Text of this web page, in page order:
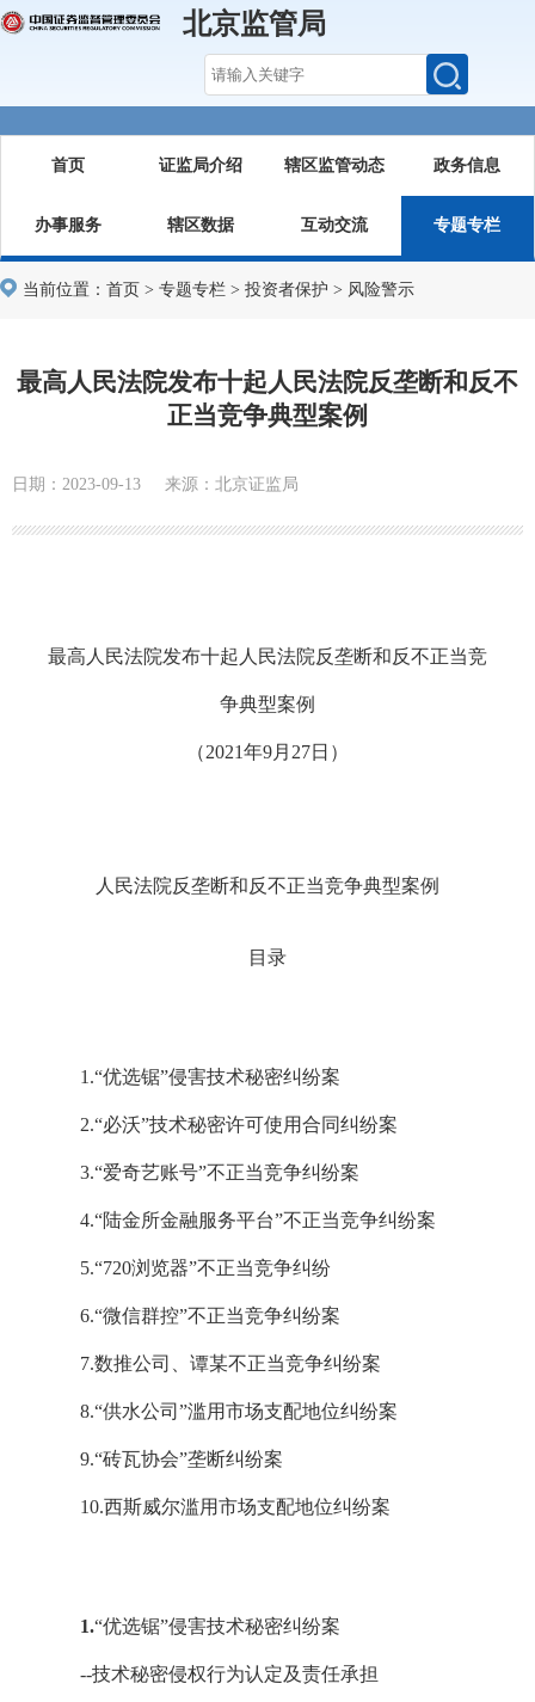
北京监管局
首页 证监局介绍 辖区监管动态 政务信息
办事服务 辖区数据 互动交流 专题专栏
当前位置： 首页 > 专题专栏 > 投资者保护 > 风险警示
最高人民法院发布十起人民法院反垄断和反不
正当竞争典型案例
日期：2023-09-13 来源：北京证监局
最高人民法院发布十起人民法院反垄断和反不正当竞
争典型案例
（2021年9月27日）
人民法院反垄断和反不正当竞争典型案例
目录
1.“优选锯”侵害技术秘密纠纷案
2.“必沃”技术秘密许可使用合同纠纷案
3.“爱奇艺账号”不正当竞争纠纷案
4.“陆金所金融服务平台”不正当竞争纠纷案
5.“720浏览器”不正当竞争纠纷
6.“微信群控”不正当竞争纠纷案
7.数推公司、谭某不正当竞争纠纷案
8.“供水公司”滥用市场支配地位纠纷案
9.“砖瓦协会”垄断纠纷案
10.西斯威尔滥用市场支配地位纠纷案
1.“优选锯”侵害技术秘密纠纷案
--技术秘密侵权行为认定及责任承担